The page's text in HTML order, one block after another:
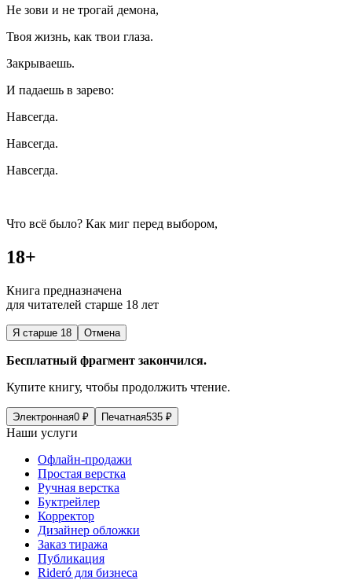
Не зови и не трогай демона,
Твоя жизнь, как твои глаза.
Закрываешь.
И падаешь в зарево:
Навсегда.
Навсегда.
Навсегда.
Что всё было? Как миг перед выбором,
18+
Книга предназначена
для читателей старше 18 лет
Я старше 18 Отмена
Бесплатный фрагмент закончился.
Купите книгу, чтобы продолжить чтение.
Электронная0 ₽ Печатная535 ₽
Наши услуги
Офлайн-продажи
Простая верстка
Ручная верстка
Буктрейлер
Корректор
Дизайнер обложки
Заказ тиража
Публикация
Rideró для бизнеса